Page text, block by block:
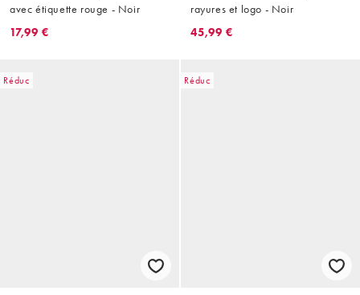
avec étiquette rouge - Noir
17,99 €
rayures et logo - Noir
45,99 €
Réduc Réduc